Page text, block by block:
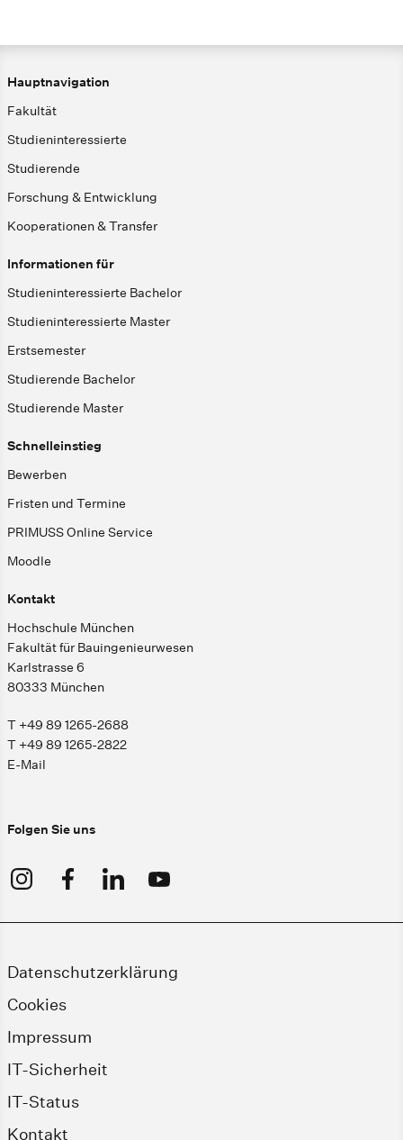
Hauptnavigation
Fakultät
Studieninteressierte
Studierende
Forschung & Entwicklung
Kooperationen & Transfer
Informationen für
Studieninteressierte Bachelor
Studieninteressierte Master
Erstsemester
Studierende Bachelor
Studierende Master
Schnelleinstieg
Bewerben
Fristen und Termine
PRIMUSS Online Service
Moodle
Kontakt
Hochschule München
Fakultät für Bauingenieurwesen
Karlstrasse 6
80333 München
T +49 89 1265-2688
T +49 89 1265-2822
E-Mail
Folgen Sie uns
Datenschutzerklärung
Cookies
Impressum
IT-Sicherheit
IT-Status
Kontakt